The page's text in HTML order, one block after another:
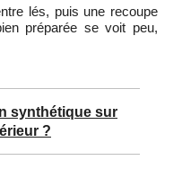
lés, puis une recoupe
préparée se voit peu,
synthétique sur
?